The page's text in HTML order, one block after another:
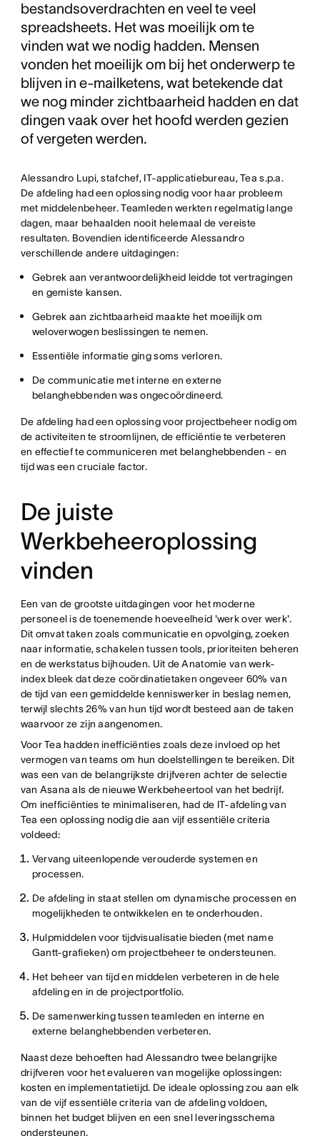
bestandsoverdrachten en veel te veel
spreadsheets. Het was moeilijk om te
vinden wat we nodig hadden. Mensen
vonden het moeilijk om bij het onderwerp te
blijven in e-mailketens, wat betekende dat
we nog minder zichtbaarheid hadden en dat
dingen vaak over het hoofd werden gezien
of vergeten werden.
Alessandro Lupi, stafchef, IT-applicatiebureau, Tea s.p.a.
De afdeling had een oplossing nodig voor haar probleem
met middelenbeheer. Teamleden werkten regelmatig lange
dagen, maar behaalden nooit helemaal de vereiste
resultaten. Bovendien identificeerde Alessandro
verschillende andere uitdagingen:
Gebrek aan verantwoordelijkheid leidde tot vertragingen
en gemiste kansen.
Gebrek aan zichtbaarheid maakte het moeilijk om
weloverwogen beslissingen te nemen.
Essentiële informatie ging soms verloren.
De communicatie met interne en externe
belanghebbenden was ongecoördineerd.
De afdeling had een oplossing voor projectbeheer nodig om
de activiteiten te stroomlijnen, de efficiëntie te verbeteren
en effectief te communiceren met belanghebbenden - en
tijd was een cruciale factor.
De juiste
Werkbeheeroplossing
vinden
Een van de grootste uitdagingen voor het moderne
personeel is de toenemende hoeveelheid 'werk over werk'.
Dit omvat taken zoals communicatie en opvolging, zoeken
naar informatie, schakelen tussen tools, prioriteiten beheren
en de werkstatus bijhouden. Uit de Anatomie van werk-
index bleek dat deze coördinatietaken ongeveer 60% van
de tijd van een gemiddelde kenniswerker in beslag nemen,
terwijl slechts 26% van hun tijd wordt besteed aan de taken
waarvoor ze zijn aangenomen.
Voor Tea hadden inefficiënties zoals deze invloed op het
vermogen van teams om hun doelstellingen te bereiken. Dit
was een van de belangrijkste drijfveren achter de selectie
van Asana als de nieuwe Werkbeheertool van het bedrijf.
Om inefficiënties te minimaliseren, had de IT-afdeling van
Tea een oplossing nodig die aan vijf essentiële criteria
voldeed:
Vervang uiteenlopende verouderde systemen en
processen.
De afdeling in staat stellen om dynamische processen en
mogelijkheden te ontwikkelen en te onderhouden.
Hulpmiddelen voor tijdvisualisatie bieden (met name
Gantt-grafieken) om projectbeheer te ondersteunen.
Het beheer van tijd en middelen verbeteren in de hele
afdeling en in de projectportfolio.
De samenwerking tussen teamleden en interne en
externe belanghebbenden verbeteren.
Naast deze behoeften had Alessandro twee belangrijke
drijfveren voor het evalueren van mogelijke oplossingen:
kosten en implementatietijd. De ideale oplossing zou aan elk
van de vijf essentiële criteria van de afdeling voldoen,
binnen het budget blijven en een snel leveringsschema
ondersteunen.